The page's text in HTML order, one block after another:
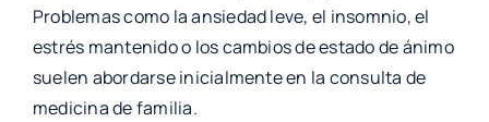
Problemas como la ansiedad leve, el insomnio, el
estrés mantenido o los cambios de estado de ánimo
suelen abordarse inicialmente en la consulta de
medicina de familia.